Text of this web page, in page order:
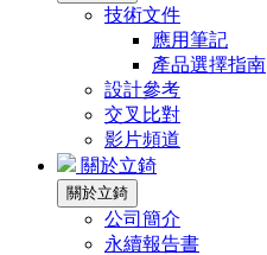
技術文件
應用筆記
產品選擇指南
設計參考
交叉比對
影片頻道
關於立錡
關於立錡
公司簡介
永續報告書